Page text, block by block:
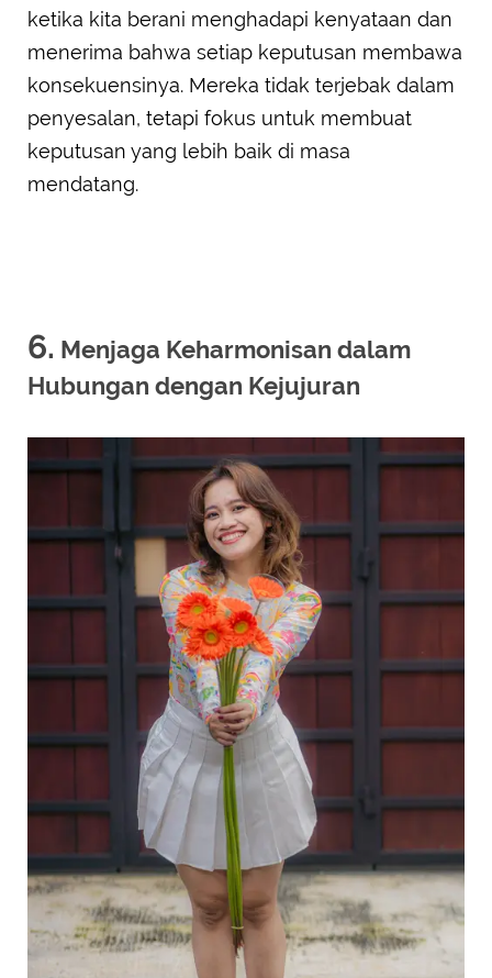
ketika kita berani menghadapi kenyataan dan
menerima bahwa setiap keputusan membawa
konsekuensinya. Mereka tidak terjebak dalam
penyesalan, tetapi fokus untuk membuat
keputusan yang lebih baik di masa
mendatang.
6. Menjaga Keharmonisan dalam
Hubungan dengan Kejujuran